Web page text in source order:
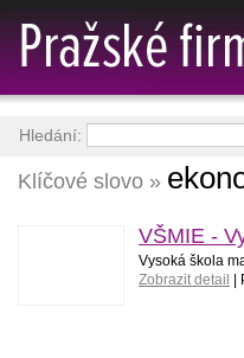
Klíčové slovo »
VŠMIE -
Vysoká škola
Zobrazit detail
|
Hledání: